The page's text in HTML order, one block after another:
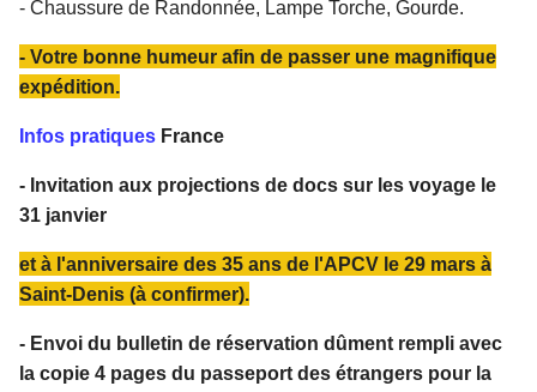
- Chaussure de Randonnée, Lampe Torche, Gourde.
- Votre bonne humeur afin de passer une magnifique
expédition.
Infos pratiques France
- Invitation aux projections de docs sur les voyage le
31 janvier
et à l'anniversaire des 35 ans de l'APCV le 29 mars à
Saint-Denis (à confirmer).
- Envoi du bulletin de réservation dûment rempli avec
la copie 4 pages du passeport des étrangers pour la